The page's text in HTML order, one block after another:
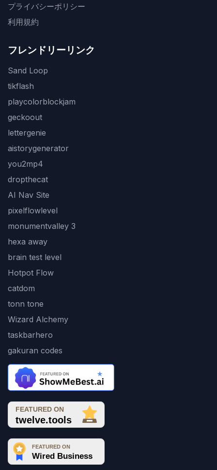
プライバシーポリシー
利用規約
フレンドリーリンク
Sand Loop
tikflash
playcolorblockjam
geckoout
lettergenie
aistorygenerator
you2mp4
dropthecat
AI Nav Site
pixelflowlevel
monumentvalley 3
hexa away
brain test level
Hotpot Flow
catdom
tonn tone
Wizard Alchemy
taskbarhero
gakuran codes